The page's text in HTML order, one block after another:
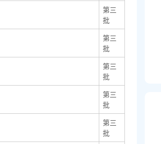
第三
批
第三
批
第三
批
第三
批
第三
批